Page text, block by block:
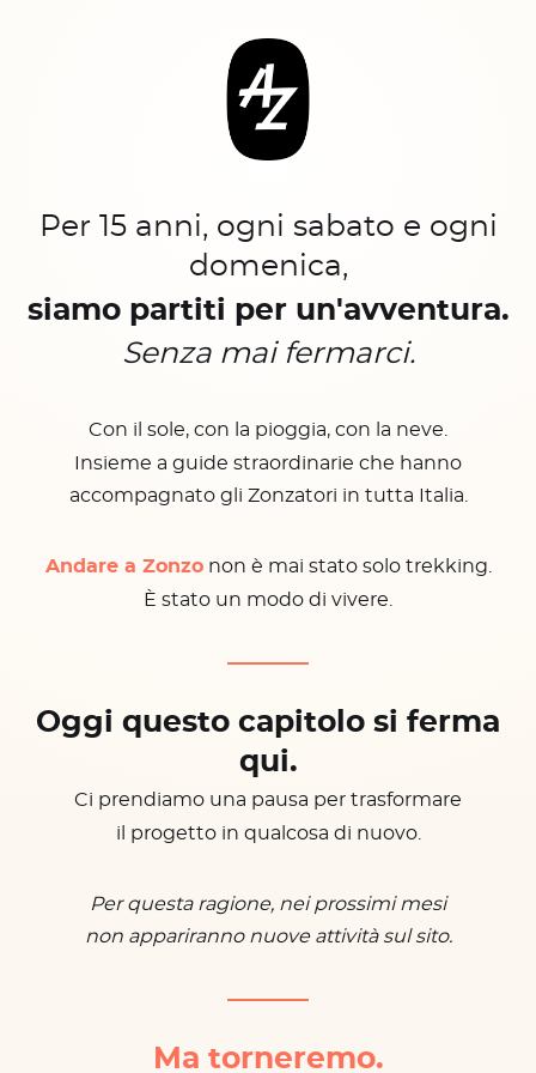
Per 15 anni, ogni sabato e ogni
domenica,
siamo partiti per un'avventura.
Senza mai fermarci.
Con il sole, con la pioggia, con la neve.
Insieme a guide straordinarie che hanno
accompagnato gli Zonzatori in tutta Italia.
Andare a Zonzonon è mai stato solo trekking.
È stato un modo di vivere.
Oggi questo capitolo si ferma
qui.
Ci prendiamo una pausa per trasformare
il progetto in qualcosa di nuovo.
Per questa ragione, nei prossimi mesi
non appariranno nuove attività sul sito.
Ma torneremo.